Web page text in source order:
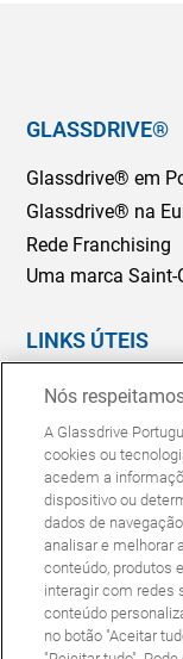
GLASSDRIVE®
Glassdrive® em
Glassdrive® na
Rede Franchising
Uma marca Saint-
LINKS ÚTEIS
Marcação Online
Seguradoras e
Reparação ou
Perguntas
Política de Cookies
© Copyright
Nós
A Glassdrive
cookies ou
acedem a
dispositivo ou
dados de
analisar e melhorar
conteúdo, produtos
interagir com redes
conteúdo
no botão "Aceitar